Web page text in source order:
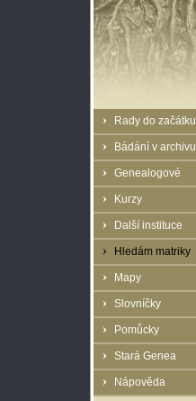
Rady do začátku
Bádání v archivu
Genealogové
Kurzy
Další instituce
Hledám matriky
Mapy
Slovníčky
Pomůcky
Stará Genea
Nápověda